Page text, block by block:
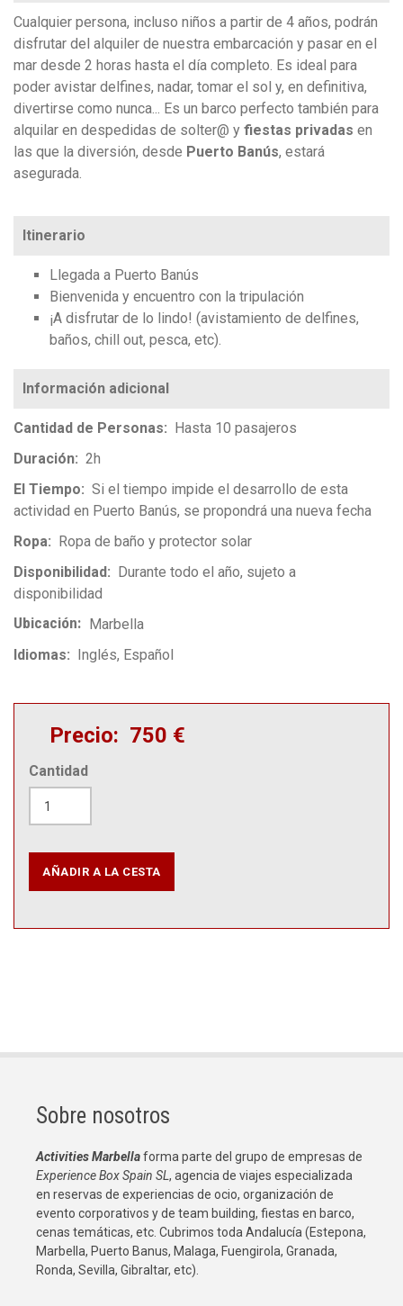
Cualquier persona, incluso niños a partir de 4 años, podrán
disfrutar del alquiler de nuestra embarcación y pasar en el
mar desde 2 horas hasta el día completo. Es ideal para
poder avistar delfines, nadar, tomar el sol y, en definitiva,
divertirse como nunca... Es un barco perfecto también para
alquilar en despedidas de solter@ y fiestas privadas en
las que la diversión, desde Puerto Banús, estará
asegurada.
Itinerario
Llegada a Puerto Banús
Bienvenida y encuentro con la tripulación
¡A disfrutar de lo lindo! (avistamiento de delfines,
baños, chill out, pesca, etc).
Cantidad de Personas
Hasta 10 pasajeros
Duración
2h
El Tiempo
Si el tiempo impide el desarrollo de esta
actividad en Puerto Banús, se propondrá una nueva fecha
Ropa
Ropa de baño y protector solar
Disponibilidad
Durante todo el año, sujeto a
disponibilidad
Ubicación
Marbella
Idiomas
Inglés Español
Precio 750 €
Cantidad
Sobre nosotros
Activities Marbellaforma parte del grupo de empresas de
Experience Box Spain SL, agencia de viajes especializada
en reservas de experiencias de ocio, organización de
evento corporativos y de team building, fiestas en barco,
cenas temáticas, etc. Cubrimos toda Andalucía (Estepona,
Marbella, Puerto Banus, Malaga, Fuengirola, Granada,
Ronda, Sevilla, Gibraltar, etc).